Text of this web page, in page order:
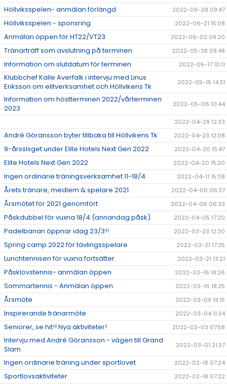
Höllviksspelen- anmälan förlängd 2022-06-28 09:47
Höllviksspelen - sponsring 2022-06-21 15:08
Anmälan öppen för HT22/VT23 2022-06-02 09:20
Tränarträff som avslutning på terminen 2022-05-28 09:48
Information om slutdatum för terminen 2022-05-17 10:11
Klubbchef Kalle Averfalk i intervju med Linus
Eriksson om elitverksamhet och Höllvikens Tk
2022-05-15 14:31
Information om höstterminen 2022/vårterminen
2023
2022-05-06 10:44
2022-04-29 12:33
André Göransson byter tillbaka till Höllvikens Tk 2022-04-23 12:08
9-årsslsget under Elite Hotels Next Gen 2022 2022-04-20 15:47
Elite Hotels Next Gen 2022 2022-04-20 15:20
Ingen ordinarie träningsverksamhet 11-18/4 2022-04-11 15:08
Årets tränare, medlem & spelare 2021 2022-04-06 06:37
Årsmötet för 2021 genomfört 2022-04-06 06:33
Påskdubbel för vuxna 18/4 (annandag påsk) 2022-04-05 17:20
Padelbanan öppnar idag 23/3!! 2022-03-23 12:30
Spring camp 2022 för tävlingsspelare 2022-03-21 17:35
Lunchtennisen för vuxna fortsätter 2022-03-21 13:21
Påsklovstennis- anmälan öppen 2022-03-16 18:26
Sommartennis - Anmälan öppen 2022-03-16 18:25
Årsmöte 2022-03-09 19:15
Inspirerande tränarmöte 2022-03-04 11:34
Seniorer, se hit!! Nya aktiviteter! 2022-03-03 07:58
Intervju med André Göransson - vägen till Grand
Slam
2022-03-01 21:37
Ingen ordinarie träning under sportlovet 2022-02-18 07:24
Sportlovsaktiviteter 2022-02-18 07:22